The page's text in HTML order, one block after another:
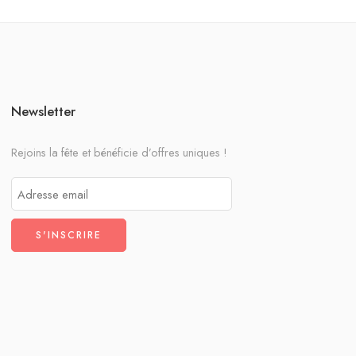
Newsletter
Rejoins la fête et bénéficie d’offres uniques !